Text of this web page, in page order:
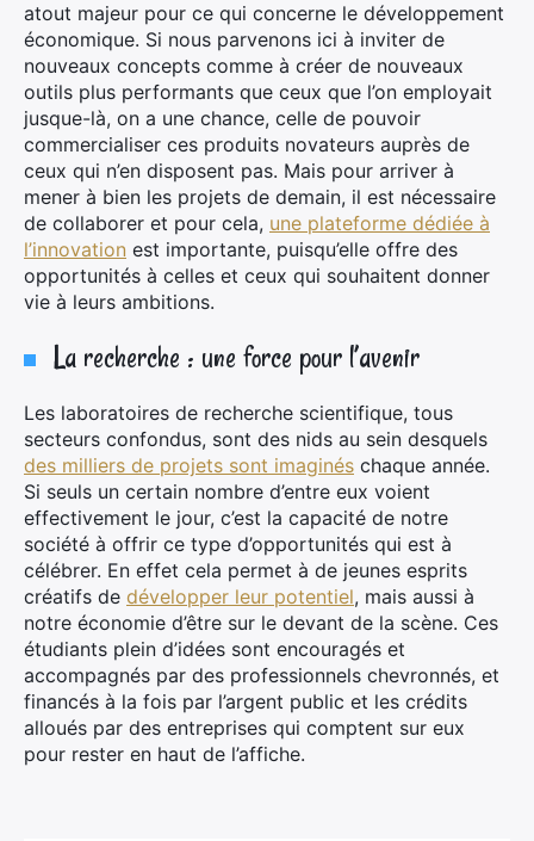
atout majeur pour ce qui concerne le développement
économique. Si nous parvenons ici à inviter de
nouveaux concepts comme à créer de nouveaux
outils plus performants que ceux que l’on employait
jusque-là, on a une chance, celle de pouvoir
commercialiser ces produits novateurs auprès de
ceux qui n’en disposent pas. Mais pour arriver à
mener à bien les projets de demain, il est nécessaire
de collaborer et pour cela, une plateforme dédiée à
l’innovation est importante, puisqu’elle offre des
opportunités à celles et ceux qui souhaitent donner
vie à leurs ambitions.
La recherche : une force pour l’avenir
Les laboratoires de recherche scientifique, tous
secteurs confondus, sont des nids au sein desquels
des milliers de projets sont imaginés chaque année.
Si seuls un certain nombre d’entre eux voient
effectivement le jour, c’est la capacité de notre
société à offrir ce type d’opportunités qui est à
célébrer. En effet cela permet à de jeunes esprits
créatifs de développer leur potentiel, mais aussi à
notre économie d’être sur le devant de la scène. Ces
étudiants plein d’idées sont encouragés et
accompagnés par des professionnels chevronnés, et
financés à la fois par l’argent public et les crédits
alloués par des entreprises qui comptent sur eux
pour rester en haut de l’affiche.
×
Rechercher
: